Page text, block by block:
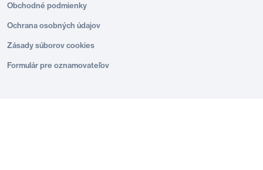
Obchodné podmienky
Ochrana osobných údajov
Zásady súborov cookies
Formulár pre oznamovateľov